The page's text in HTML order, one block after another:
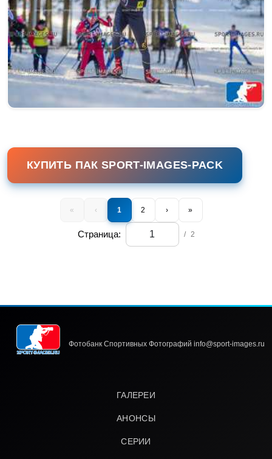
КУПИТЬ ПАК SPORT-IMAGES-PACK
« ‹ 1 2 › »
Страница: / 2
Фотобанк Спортивных Фотографий info@sport-images.ru
ГАЛЕРЕИ
АНОНСЫ
СЕРИИ